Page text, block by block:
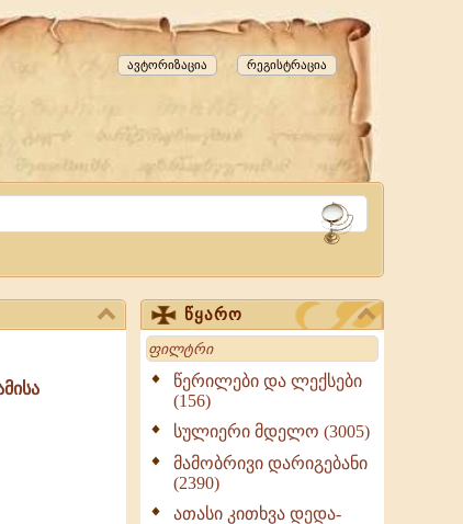
რეგისტრაცია
ავტორიზაცია
წყარო
Search
წერილები და ლექსები
(156)
სულიერი მდელო (3005)
მამობრივი დარიგებანი
(2390)
ათასი კითხვა დედა-